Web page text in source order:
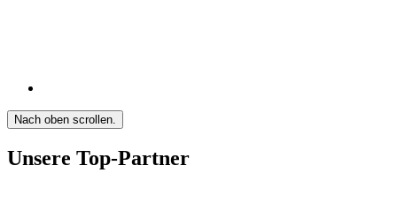
Nach oben scrollen.
Unsere Top-Partner